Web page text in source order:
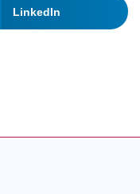
LinkedIn